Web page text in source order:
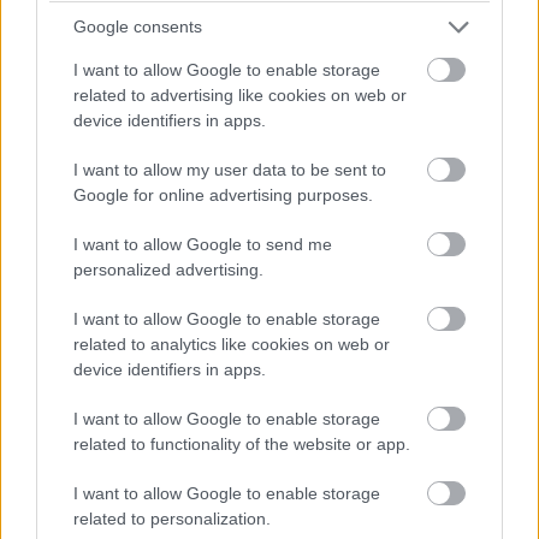
Google consents
I want to allow Google to enable storage
related to advertising like cookies on web or
device identifiers in apps.
I want to allow my user data to be sent to
Google for online advertising purposes.
I want to allow Google to send me
personalized advertising.
I want to allow Google to enable storage
related to analytics like cookies on web or
device identifiers in apps.
I want to allow Google to enable storage
related to functionality of the website or app.
I want to allow Google to enable storage
related to personalization.
előadói – Sena (Irie Maffia), Beck Zoli (30Y), Szendrői
Beton.Hofi – a Danubia Zenekarral közösen állnak
színpadra. A többszörös visszatérő Frenák Pál Társulat
szólóestje, a Fragmantok, a Duda Éva Társulat egyedi
Summer Breeze best of összeállítása is a jubileum
része, ahogy az idei évben az Operaház is helyet kap
csengő című előadását láthatják itt a nézők.
néhány lépésre dobog innen, ahol a versek zenével
kelnek életre, a gyerekeket Tengerecki Pál vagy épp
Kacor Király várja délelőtt, este pedig Szabó Balázs
Bandája, Rackaláka koncert ahol Ferenczi György és az
Első Pesti Rackák egészítik ki a Kaláka koncertjét. Az
nemrégiben távozott Sebő Ferencről, aki a hazai
táncház mozgalom egyik legnagyobb alakja volt.